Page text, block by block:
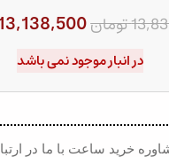
تومان
در انبار موجود نمی باشد
خرید ساعت با ما در